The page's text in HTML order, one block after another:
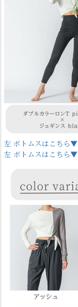
左 ボトムスはこちら▼
左 ボトムスはこちら▼